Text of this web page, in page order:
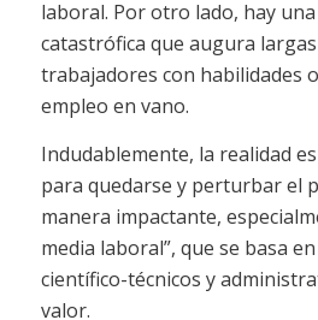
laboral. Por otro lado, hay
catastrófica que augura
trabajadores con habilidades
empleo en vano.
Indudablemente, la realidad
para quedarse y perturbar el
manera impactante,
media laboral”, que se basa
científico-técnicos y
valor.